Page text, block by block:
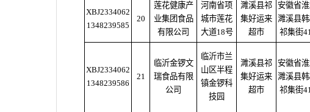
XBJ2334062
1348239585
20
莲花健康产
业集团食品
有限公司
河南省项
城市莲花
大道18号
濉溪县祁
集好运来
超市
安徽省
濉溪县
祁集街
XBJ2334062
1348239586
21
临沂金锣文
瑞食品有限
公司
临沂市兰
山区半程
镇金锣科
技园
濉溪县祁
集好运来
超市
安徽省
濉溪县
祁集街